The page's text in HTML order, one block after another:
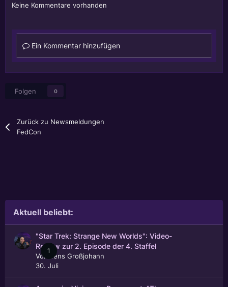
Keine Kommentare vorhanden
Ein Kommentar hinzufügen
Folgen 0
Zurück zu Newsmeldungen
FedCon
Aktuell beliebt:
1
"Star Trek: Strange New Worlds": Video-
Review zur 2. Episode der 4. Staffel
Von
Jens Großjohann
30. Juli